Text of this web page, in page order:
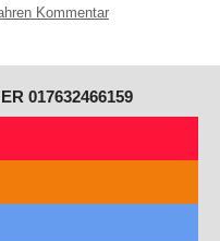
Kommentar
017632466159